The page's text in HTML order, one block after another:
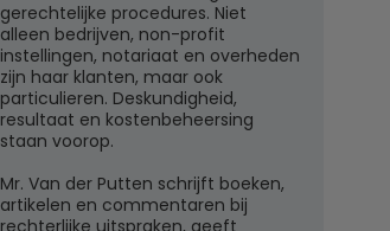
gerechtelijke procedures. Niet
alleen bedrijven, non-profit
instellingen, notariaat en overheden
zijn haar klanten, maar ook
particulieren. Deskundigheid,
resultaat en kostenbeheersing
staan voorop.
Mr. Van der Putten schrijft boeken,
artikelen en commentaren bij